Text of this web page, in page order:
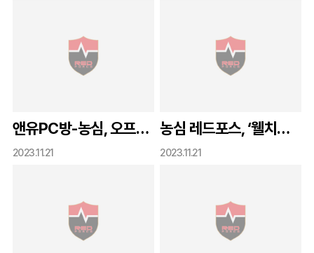
앤유PC방-농심, 오프라인 브랜드 위크 캠페인 실시
2023.11.21
농심 레드포스, ‘웰치스 위크’ 진행
2023.11.21